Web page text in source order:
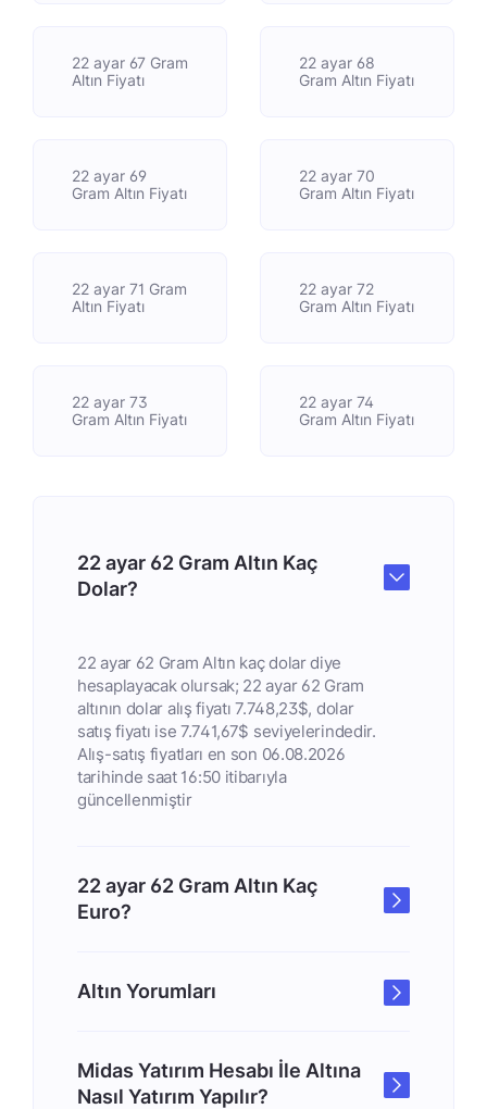
22 ayar 67 Gram
Altın Fiyatı
22 ayar 68
Gram Altın Fiyatı
22 ayar 69
Gram Altın Fiyatı
22 ayar 70
Gram Altın Fiyatı
22 ayar 71 Gram
Altın Fiyatı
22 ayar 72
Gram Altın Fiyatı
22 ayar 73
Gram Altın Fiyatı
22 ayar 74
Gram Altın Fiyatı
22 ayar 62 Gram Altın Kaç
Dolar?
22 ayar 62 Gram Altın kaç dolar diye
hesaplayacak olursak; 22 ayar 62 Gram
altının dolar alış fiyatı 7.748,23$, dolar
satış fiyatı ise 7.741,67$ seviyelerindedir.
Alış-satış fiyatları en son 06.08.2026
tarihinde saat 16:50 itibarıyla
güncellenmiştir
22 ayar 62 Gram Altın Kaç
Euro?
Altın Yorumları
Midas Yatırım Hesabı İle Altına
Nasıl Yatırım Yapılır?